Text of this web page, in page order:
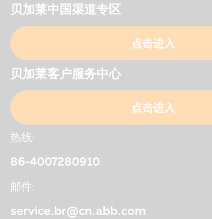
贝加莱中国渠道专区
点击进入
贝加莱客户服务中心
点击进入
热线:
86-4007280910
邮件:
service.br@cn.abb.com